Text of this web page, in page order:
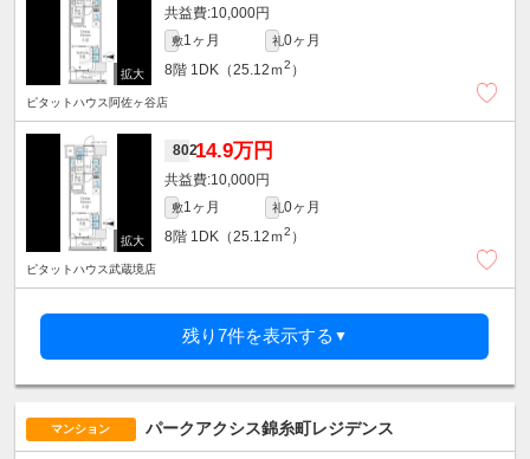
10,000円
敷1ヶ月 礼0ヶ月
8階 1DK（25.12ｍ2 ）
ピタットハウス阿佐ヶ谷店
80214.9万円
10,000円
敷1ヶ月 礼0ヶ月
8階 1DK（25.12ｍ2 ）
ピタットハウス武蔵境店
残り7件を表示する ▼
マンション パークアクシス錦糸町レジデンス